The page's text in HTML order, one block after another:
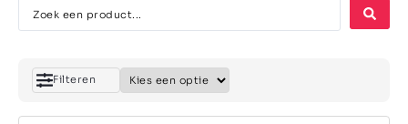
Filteren